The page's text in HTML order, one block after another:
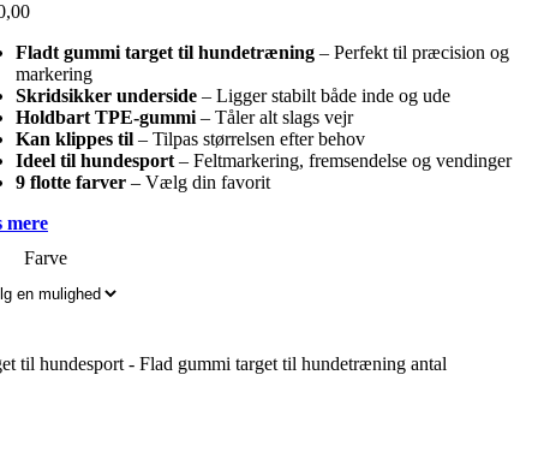
Fladt gummi target til hundetræning – Perfekt til præcision og
markering
Skridsikker underside – Ligger stabilt både inde og ude
Holdbart TPE-gummi – Tåler alt slags vejr
Kan klippes til – Tilpas størrelsen efter behov
Ideel til hundesport – Feltmarkering, fremsendelse og vendinger
9 flotte farver – Vælg din favorit
mere
Farve
til hundesport - Flad gummi target til hundetræning antal